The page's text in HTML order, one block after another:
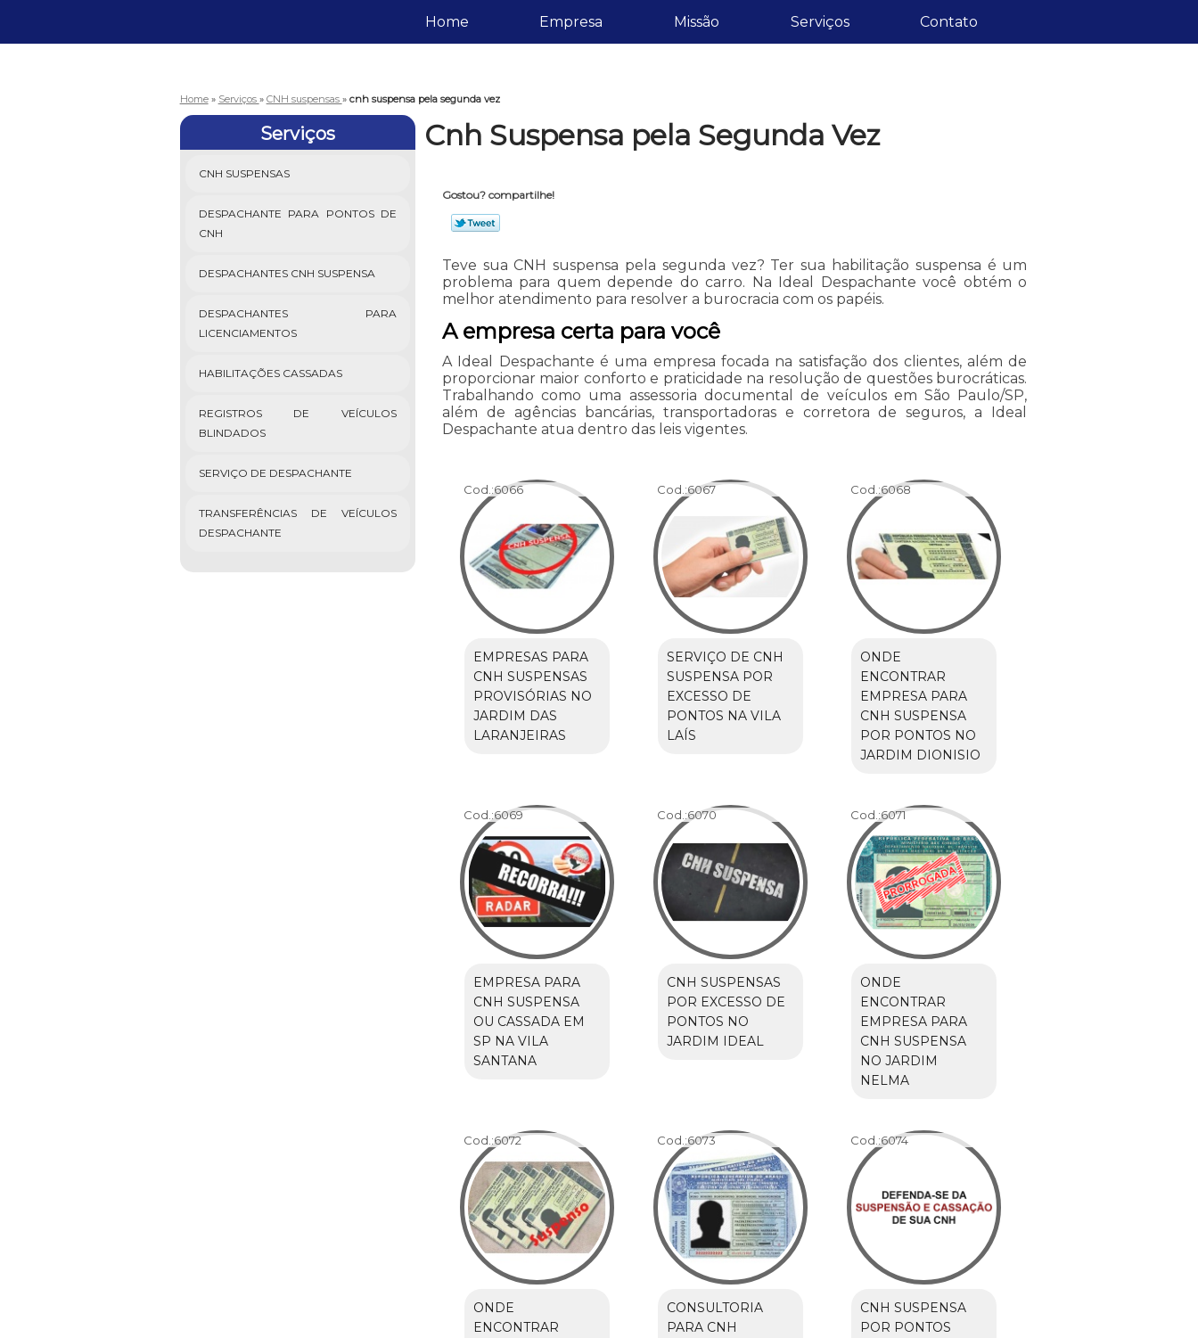
Home Empresa Missão Serviços Contato
Home » Serviços » CNH suspensas » cnh suspensa pela segunda vez
Serviços
CNH SUSPENSAS
DESPACHANTE PARA PONTOS DE
CNH
DESPACHANTES CNH SUSPENSA
DESPACHANTES PARA
LICENCIAMENTOS
HABILITAÇÕES CASSADAS
REGISTROS DE VEÍCULOS
BLINDADOS
SERVIÇO DE DESPACHANTE
TRANSFERÊNCIAS DE VEÍCULOS
DESPACHANTE
Cnh Suspensa pela Segunda Vez
Gostou? compartilhe!
Teve sua CNH suspensa pela segunda vez? Ter sua habilitação suspensa é um
problema para quem depende do carro. Na Ideal Despachante você obtém o
melhor atendimento para resolver a burocracia com os papéis.
A empresa certa para você
A Ideal Despachante é uma empresa focada na satisfação dos clientes, além de
proporcionar maior conforto e praticidade na resolução de questões burocráticas.
Trabalhando como uma assessoria documental de veículos em São Paulo/SP,
além de agências bancárias, transportadoras e corretora de seguros, a Ideal
Despachante atua dentro das leis vigentes.
Cod.:6066
EMPRESAS PARA
CNH SUSPENSAS
PROVISÓRIAS NO
JARDIM DAS
LARANJEIRAS
Cod.:6067
SERVIÇO DE CNH
SUSPENSA POR
EXCESSO DE
PONTOS NA VILA
LAÍS
Cod.:6068
ONDE
ENCONTRAR
EMPRESA PARA
CNH SUSPENSA
POR PONTOS NO
JARDIM DIONISIO
Cod.:6069
EMPRESA PARA
CNH SUSPENSA
OU CASSADA EM
SP NA VILA
SANTANA
Cod.:6070
CNH SUSPENSAS
POR EXCESSO DE
PONTOS NO
JARDIM IDEAL
Cod.:6071
ONDE
ENCONTRAR
EMPRESA PARA
CNH SUSPENSA
NO JARDIM
NELMA
Cod.:6072
ONDE
ENCONTRAR
Cod.:6073
CONSULTORIA
PARA CNH
Cod.:6074
CNH SUSPENSA
POR PONTOS